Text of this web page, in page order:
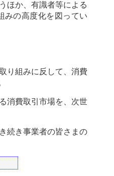
ほか、有識者等による
みの高度化を図ってい
り組みに反して、消費
消費取引市場を、次世
続き事業者の皆さまの